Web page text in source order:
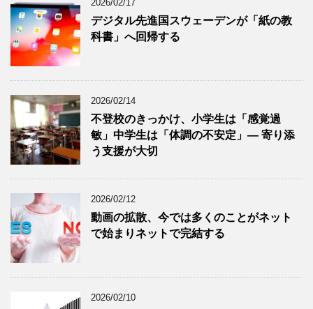
2026/02/17
デジタル先進国スウェーデンが「紙の教
科書」へ回帰する
2026/02/14
不登校のきっかけ、小学生は「感覚過
敏」中学生は「体調の不安定」― 寄り添
う支援が大切
2026/02/12
動画の拡散、今では多くのことがネット
で始まりネットで完結する
2026/02/10